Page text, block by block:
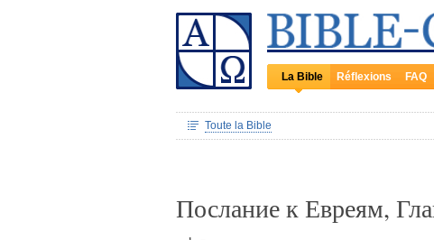
La Bible Réflexions FAQ
Toute la Bible
Послание к Евреям,